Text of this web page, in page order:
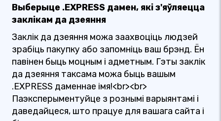
Выберыце .EXPRESS дамен, які з'яўляецца
заклікам да дзеяння
Заклік да дзеяння можа заахвоціць людзей
зрабіць пакупку або запомніць ваш брэнд. Ён
павінен быць моцным і адметным. Гэты заклік
да дзеяння таксама можа быць вашым
.EXPRESS даменнае імя!<br><br>
Паэксперыментуйце з рознымі варыянтамі і
даведайцеся, што працуе для вашага сайта і